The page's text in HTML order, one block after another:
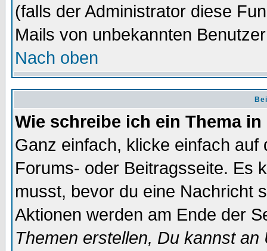
(falls der Administrator diese
Mails von unbekannten
Nach oben
Wie schreibe ich ein Thema
Ganz einfach, klicke einfach
Forums- oder Beitragsseite. Es
musst, bevor du eine Nachricht
Aktionen werden am Ende der
Themen erstellen, Du kannst